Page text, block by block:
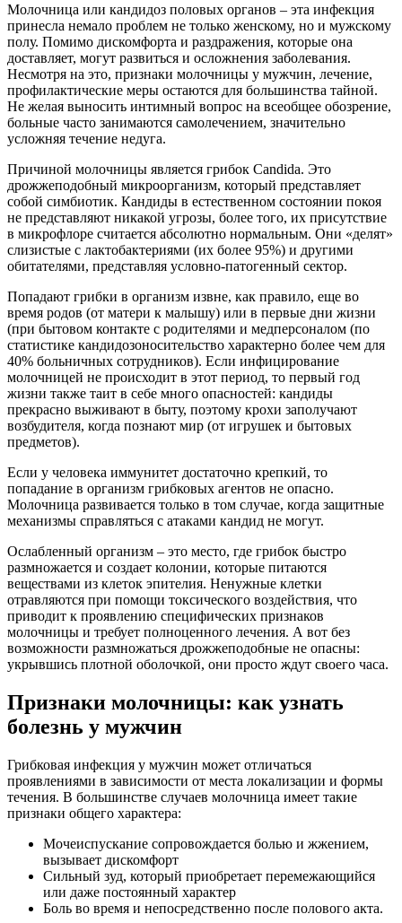
Молочница или кандидоз половых органов – эта инфекция
принесла немало проблем не только женскому, но и мужскому
полу. Помимо дискомфорта и раздражения, которые она
доставляет, могут развиться и осложнения заболевания.
Несмотря на это, признаки молочницы у мужчин, лечение,
профилактические меры остаются для большинства тайной.
Не желая выносить интимный вопрос на всеобщее обозрение,
больные часто занимаются самолечением, значительно
усложняя течение недуга.
Причиной молочницы является грибок Candida. Это
дрожжеподобный микроорганизм, который представляет
собой симбиотик. Кандиды в естественном состоянии покоя
не представляют никакой угрозы, более того, их присутствие
в микрофлоре считается абсолютно нормальным. Они «делят»
слизистые с лактобактериями (их более 95%) и другими
обитателями, представляя условно-патогенный сектор.
Попадают грибки в организм извне, как правило, еще во
время родов (от матери к малышу) или в первые дни жизни
(при бытовом контакте с родителями и медперсоналом (по
статистике кандидозоносительство характерно более чем для
40% больничных сотрудников). Если инфицирование
молочницей не происходит в этот период, то первый год
жизни также таит в себе много опасностей: кандиды
прекрасно выживают в быту, поэтому крохи заполучают
возбудителя, когда познают мир (от игрушек и бытовых
предметов).
Если у человека иммунитет достаточно крепкий, то
попадание в организм грибковых агентов не опасно.
Молочница развивается только в том случае, когда защитные
механизмы справляться с атаками кандид не могут.
Ослабленный организм – это место, где грибок быстро
размножается и создает колонии, которые питаются
веществами из клеток эпителия. Ненужные клетки
отравляются при помощи токсического воздействия, что
приводит к проявлению специфических признаков
молочницы и требует полноценного лечения. А вот без
возможности размножаться дрожжеподобные не опасны:
укрывшись плотной оболочкой, они просто ждут своего часа.
Признаки молочницы: как узнать
болезнь у мужчин
Грибковая инфекция у мужчин может отличаться
проявлениями в зависимости от места локализации и формы
течения. В большинстве случаев молочница имеет такие
признаки общего характера:
Мочеиспускание сопровождается болью и жжением,
вызывает дискомфорт
Сильный зуд, который приобретает перемежающийся
или даже постоянный характер
Боль во время и непосредственно после полового акта.